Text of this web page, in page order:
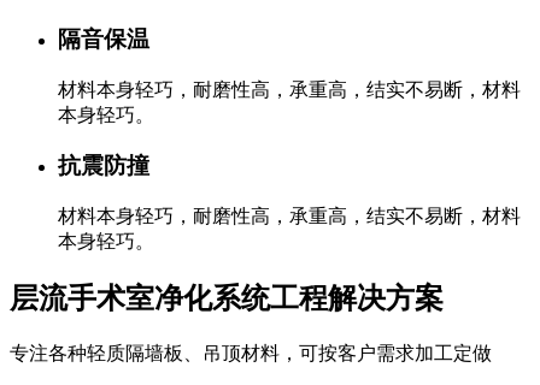
隔音保温
材料本身轻巧，耐磨性高，承重高，结实不易断，材料
本身轻巧。
抗震防撞
材料本身轻巧，耐磨性高，承重高，结实不易断，材料
本身轻巧。
层流手术室净化系统工程解决方案
专注各种轻质隔墙板、吊顶材料，可按客户需求加工定做